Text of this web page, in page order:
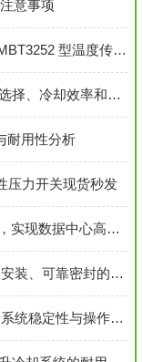
意事项
数据中心液冷机柜CDU配套丹佛斯MBT3252 型温度传感器
UQD04系列液冷快速接头的制冷剂选择、冷却效率和可靠性分析
耐用性分析
压力开关现货秒发
丹佛斯动力系统通用快换接头UQD，实现数据中心高效液冷
暖通空调快速接头5400-S2-8是简便安装、可靠密封的理想选择
5400-S5-8制冷行业用快速接头提升系统稳定性与操作便捷性